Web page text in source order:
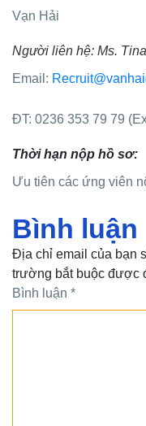
Vạn Hải
Người liên hệ: Ms.
Email:
ĐT: 0236 353 79 79
Thời hạn nộp hồ sơ:
Ưu tiên các ứng viên
Bình luận
Địa chỉ email của bạn
trường bắt buộc được
Bình luận *